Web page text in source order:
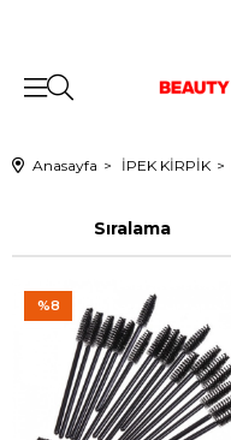
Anasayfa İPEK KİRPİK
Sıralama
%8